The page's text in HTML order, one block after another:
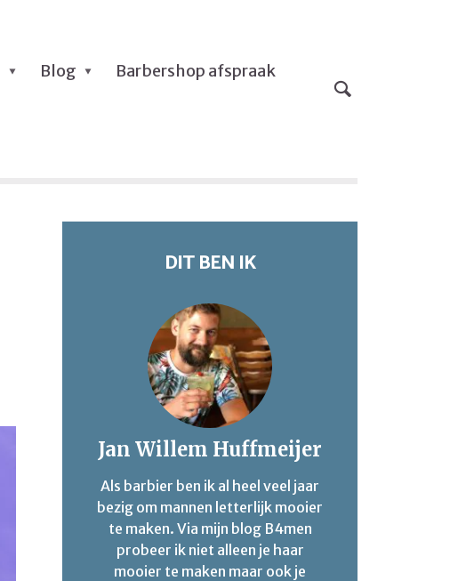
Blog
Barbershop afspraak
DIT BEN IK
Jan Willem Huffmeijer
Als barbier ben ik al heel veel jaar
bezig om mannen letterlijk mooier
te maken. Via mijn blog B4men
probeer ik niet alleen je haar
mooier te maken maar ook je